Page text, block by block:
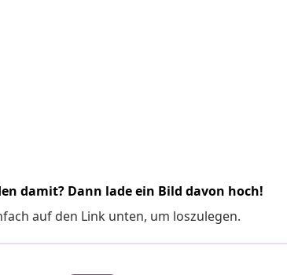
damit? Dann lade ein Bild davon hoch!
auf den Link unten, um loszulegen.